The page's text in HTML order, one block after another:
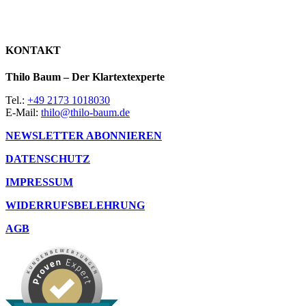
KONTAKT
Thilo Baum – Der Klartextexperte
Tel.: +49 2173 1018030
E-Mail: thilo@thilo-baum.de
NEWSLETTER ABONNIEREN
DATENSCHUTZ
IMPRESSUM
WIDERRUFSBELEHRUNG
AGB